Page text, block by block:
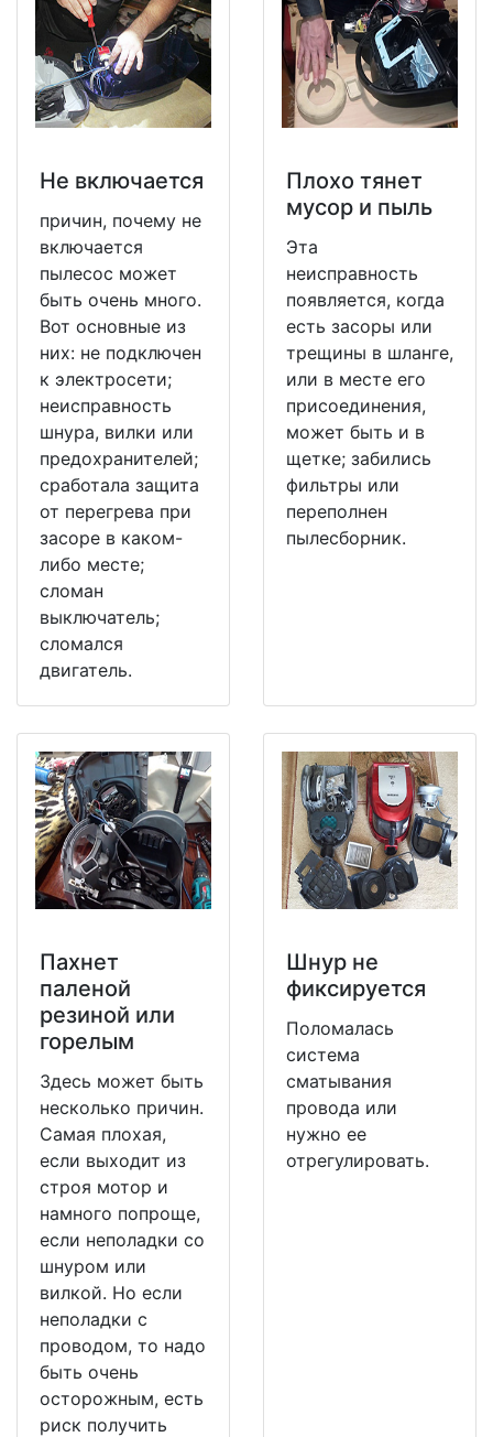
Не включается
причин, почему не
включается
пылесос может
быть очень много.
Вот основные из
них: не подключен
к электросети;
неисправность
шнура, вилки или
предохранителей;
сработала защита
от перегрева при
засоре в каком-
либо месте;
сломан
выключатель;
сломался
двигатель.
Плохо тянет
мусор и пыль
Эта
неисправность
появляется, когда
есть засоры или
трещины в шланге,
или в месте его
присоединения,
может быть и в
щетке; забились
фильтры или
переполнен
пылесборник.
Пахнет
паленой
резиной или
горелым
Здесь может быть
несколько причин.
Самая плохая,
если выходит из
строя мотор и
намного попроще,
если неполадки со
шнуром или
вилкой. Но если
неполадки с
проводом, то надо
быть очень
осторожным, есть
риск получить
Шнур не
фиксируется
Поломалась
система
сматывания
провода или
нужно ее
отрегулировать.